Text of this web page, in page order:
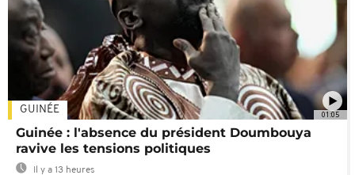
01:05
GUINÉE
Guinée : l'absence du président Doumbouya
ravive les tensions politiques
Il y a 13 heures